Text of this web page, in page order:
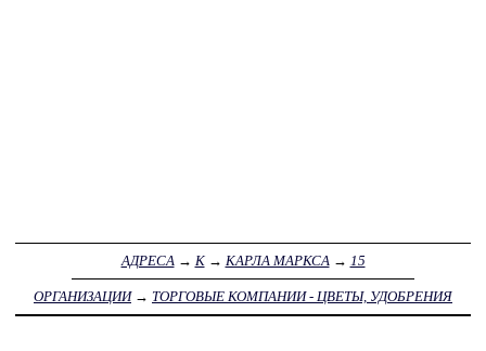
АДРЕСА→ К→ КАРЛА МАРКСА→ 15
ОРГАНИЗАЦИИ→ ТОРГОВЫЕ КОМПАНИИ - ЦВЕТЫ, УДОБРЕНИЯ